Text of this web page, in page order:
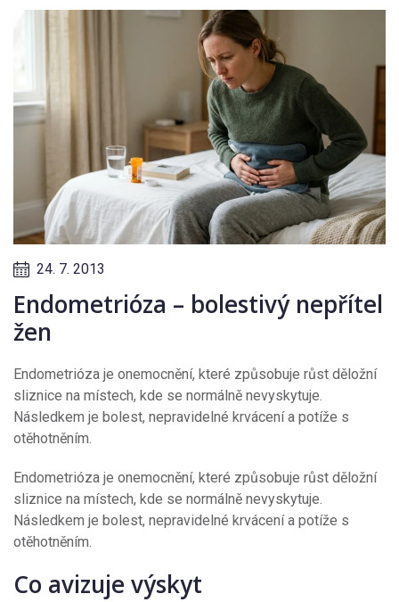
24. 7. 2013
Endometrióza – bolestivý nepřítel
žen
Endometrióza je onemocnění, které způsobuje růst děložní
sliznice na místech, kde se normálně nevyskytuje.
Následkem je bolest, nepravidelné krvácení a potíže s
otěhotněním.
Endometrióza je onemocnění, které způsobuje růst děložní
sliznice na místech, kde se normálně nevyskytuje.
Následkem je bolest, nepravidelné krvácení a potíže s
otěhotněním.
Co avizuje výskyt